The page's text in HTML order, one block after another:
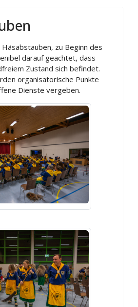
zu Beginn des
darauf geachtet, dass
Zustand sich befindet.
organisatorische Punkte
Dienste vergeben.